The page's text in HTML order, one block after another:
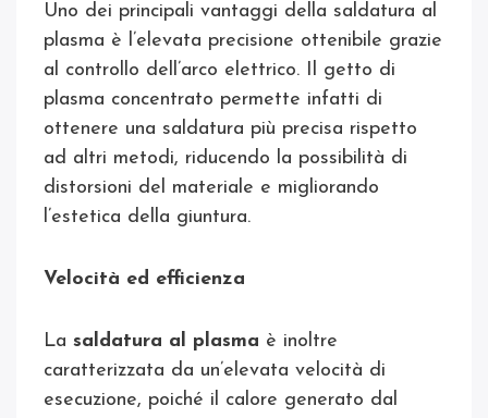
Uno dei principali vantaggi della saldatura al
plasma è l’elevata precisione ottenibile grazie
al controllo dell’arco elettrico. Il getto di
plasma concentrato permette infatti di
ottenere una saldatura più precisa rispetto
ad altri metodi, riducendo la possibilità di
distorsioni del materiale e migliorando
l’estetica della giuntura.
Velocità ed efficienza
La saldatura al plasma è inoltre
caratterizzata da un’elevata velocità di
esecuzione, poiché il calore generato dal